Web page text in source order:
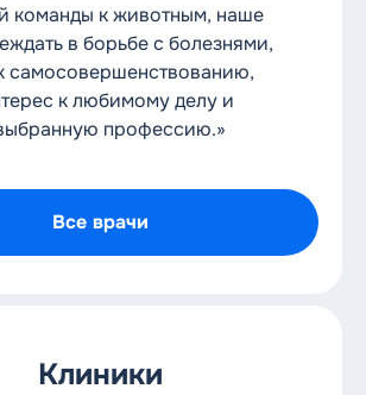
команды к животным, наше
в борьбе с болезнями,
самосовершенствованию,
к любимому делу и
профессию.»
Все врачи
Клиники